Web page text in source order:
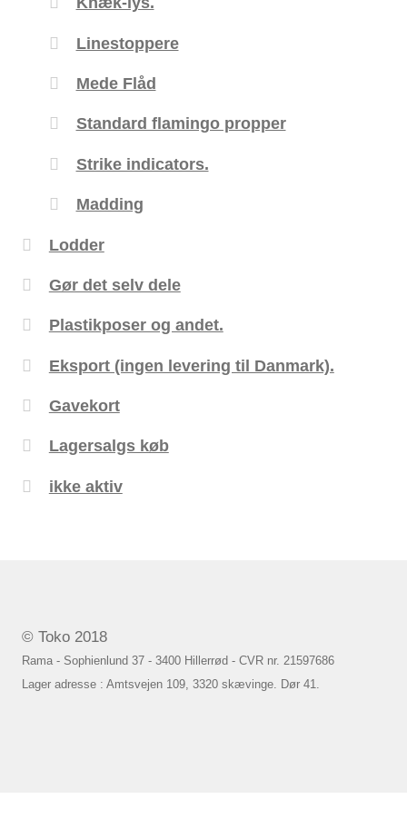
Linestoppere
Mede Flåd
Standard flamingo propper
Strike indicators.
Madding
Lodder
Gør det selv dele
Plastikposer og andet.
Eksport (ingen levering til Danmark).
Gavekort
Lagersalgs køb
ikke aktiv
© Toko 2018
Rama - Sophienlund 37 - 3400 Hillerrød - CVR nr. 21597686
Lager adresse : Amtsvejen 109, 3320 skævinge. Dør 41.